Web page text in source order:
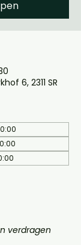
6, 2311 SR
verdragen